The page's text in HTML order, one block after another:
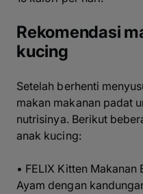
Rekomendasi
kucing
Setelah berhenti
makan makanan padat
nutrisinya. Berikut
anak kucing:
• FELIX Kitten Makanan
Ayam dengan